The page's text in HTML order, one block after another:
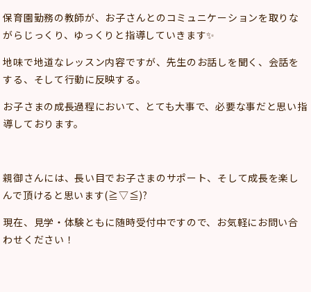
保育園勤務の教師が、お子さんとのコミュニケーションを取りな
がらじっくり、ゆっくりと指導していきます✨
地味で地道なレッスン内容ですが、先生のお話しを聞く、会話を
する、そして行動に反映する。
お子さまの成長過程において、とても大事で、必要な事だと思い指
導しております。
親御さんには、長い目でお子さまのサポート、そして成長を楽し
んで頂けると思います(≧▽≦)?
現在、見学・体験ともに随時受付中ですので、お気軽にお問い合
わせください！